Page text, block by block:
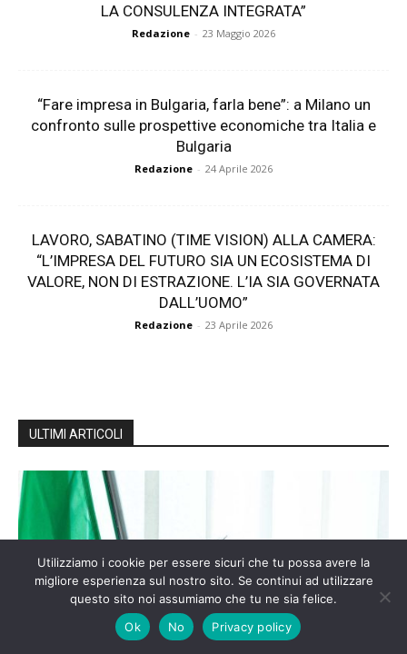
LA CONSULENZA INTEGRATA”
Redazione - 23 Maggio 2026
“Fare impresa in Bulgaria, farla bene”: a Milano un
confronto sulle prospettive economiche tra Italia e
Bulgaria
Redazione - 24 Aprile 2026
LAVORO, SABATINO (TIME VISION) ALLA CAMERA:
“L’IMPRESA DEL FUTURO SIA UN ECOSISTEMA DI
VALORE, NON DI ESTRAZIONE. L’IA SIA GOVERNATA
DALL’UOMO”
Redazione - 23 Aprile 2026
ULTIMI ARTICOLI
Utilizziamo i cookie per essere sicuri che tu possa avere la
migliore esperienza sul nostro sito. Se continui ad utilizzare
questo sito noi assumiamo che tu ne sia felice.
Ok
No Privacy policy